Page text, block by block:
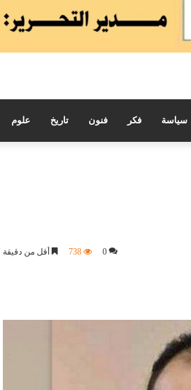
سياسة فكر فنون تاريخ علوم
0
738 أقل من دقيقة